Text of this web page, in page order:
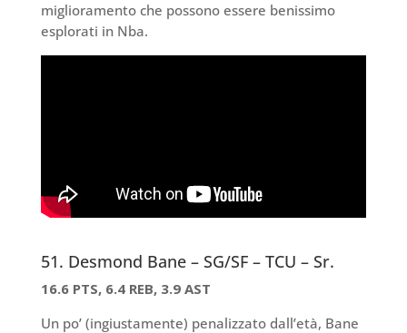
miglioramento che possono essere benissimo
esplorati in Nba.
51. Desmond Bane – SG/SF – TCU – Sr.
16.6 PTS, 6.4 REB, 3.9 AST
Un po’ (ingiustamente) penalizzato dall’età, Bane